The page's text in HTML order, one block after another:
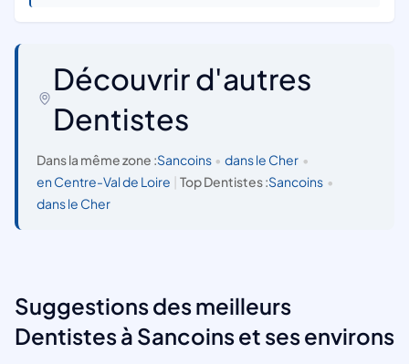
Découvrir d'autres
Dentistes
Dans la même zone :Sancoins • dans le Cher •
en Centre-Val de Loire
Top Dentistes :Sancoins •
dans le Cher
Suggestions des meilleurs
Dentistes à Sancoins et ses environs